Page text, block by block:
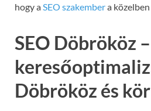
hogy aSEO szakembera
SEO Döbrököz –
Döbrököz és